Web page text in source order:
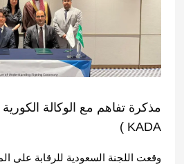
مذكرة تفاهم مع الوكالة
KADA )